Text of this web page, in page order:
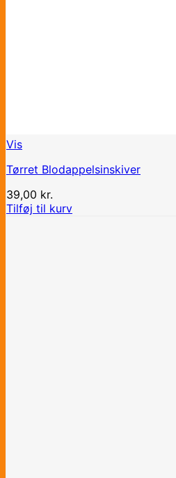
Vis
Tørret Blodappelsinskiver
39,00 kr.
Tilføj til kurv